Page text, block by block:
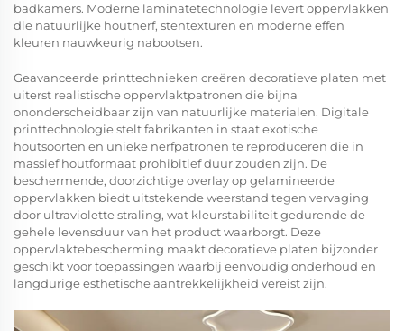
badkamers. Moderne laminatetechnologie levert oppervlakken
die natuurlijke houtnerf, stentexturen en moderne effen
kleuren nauwkeurig nabootsen.
Geavanceerde printtechnieken creëren decoratieve platen met
uiterst realistische oppervlaktpatronen die bijna
ononderscheidbaar zijn van natuurlijke materialen. Digitale
printtechnologie stelt fabrikanten in staat exotische
houtsoorten en unieke nerfpatronen te reproduceren die in
massief houtformaat prohibitief duur zouden zijn. De
beschermende, doorzichtige overlay op gelamineerde
oppervlakken biedt uitstekende weerstand tegen vervaging
door ultraviolette straling, wat kleurstabiliteit gedurende de
gehele levensduur van het product waarborgt. Deze
oppervlaktebescherming maakt decoratieve platen bijzonder
geschikt voor toepassingen waarbij eenvoudig onderhoud en
langdurige esthetische aantrekkelijkheid vereist zijn.